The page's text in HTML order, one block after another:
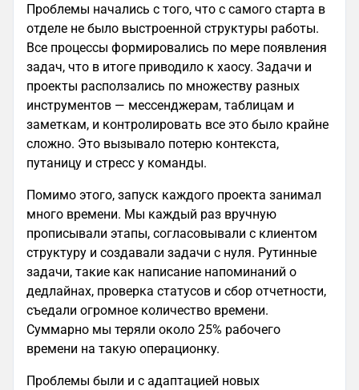
Проблемы начались с того, что с самого старта в
отделе не было выстроенной структуры работы.
Все процессы формировались по мере появления
задач, что в итоге приводило к хаосу. Задачи и
проекты расползались по множеству разных
инструментов — мессенджерам, таблицам и
заметкам, и контролировать все это было крайне
сложно. Это вызывало потерю контекста,
путаницу и стресс у команды.
Помимо этого, запуск каждого проекта занимал
много времени. Мы каждый раз вручную
прописывали этапы, согласовывали с клиентом
структуру и создавали задачи с нуля. Рутинные
задачи, такие как написание напоминаний о
дедлайнах, проверка статусов и сбор отчетности,
съедали огромное количество времени.
Суммарно мы теряли около 25% рабочего
времени на такую операционку.
Проблемы были и с адаптацией новых